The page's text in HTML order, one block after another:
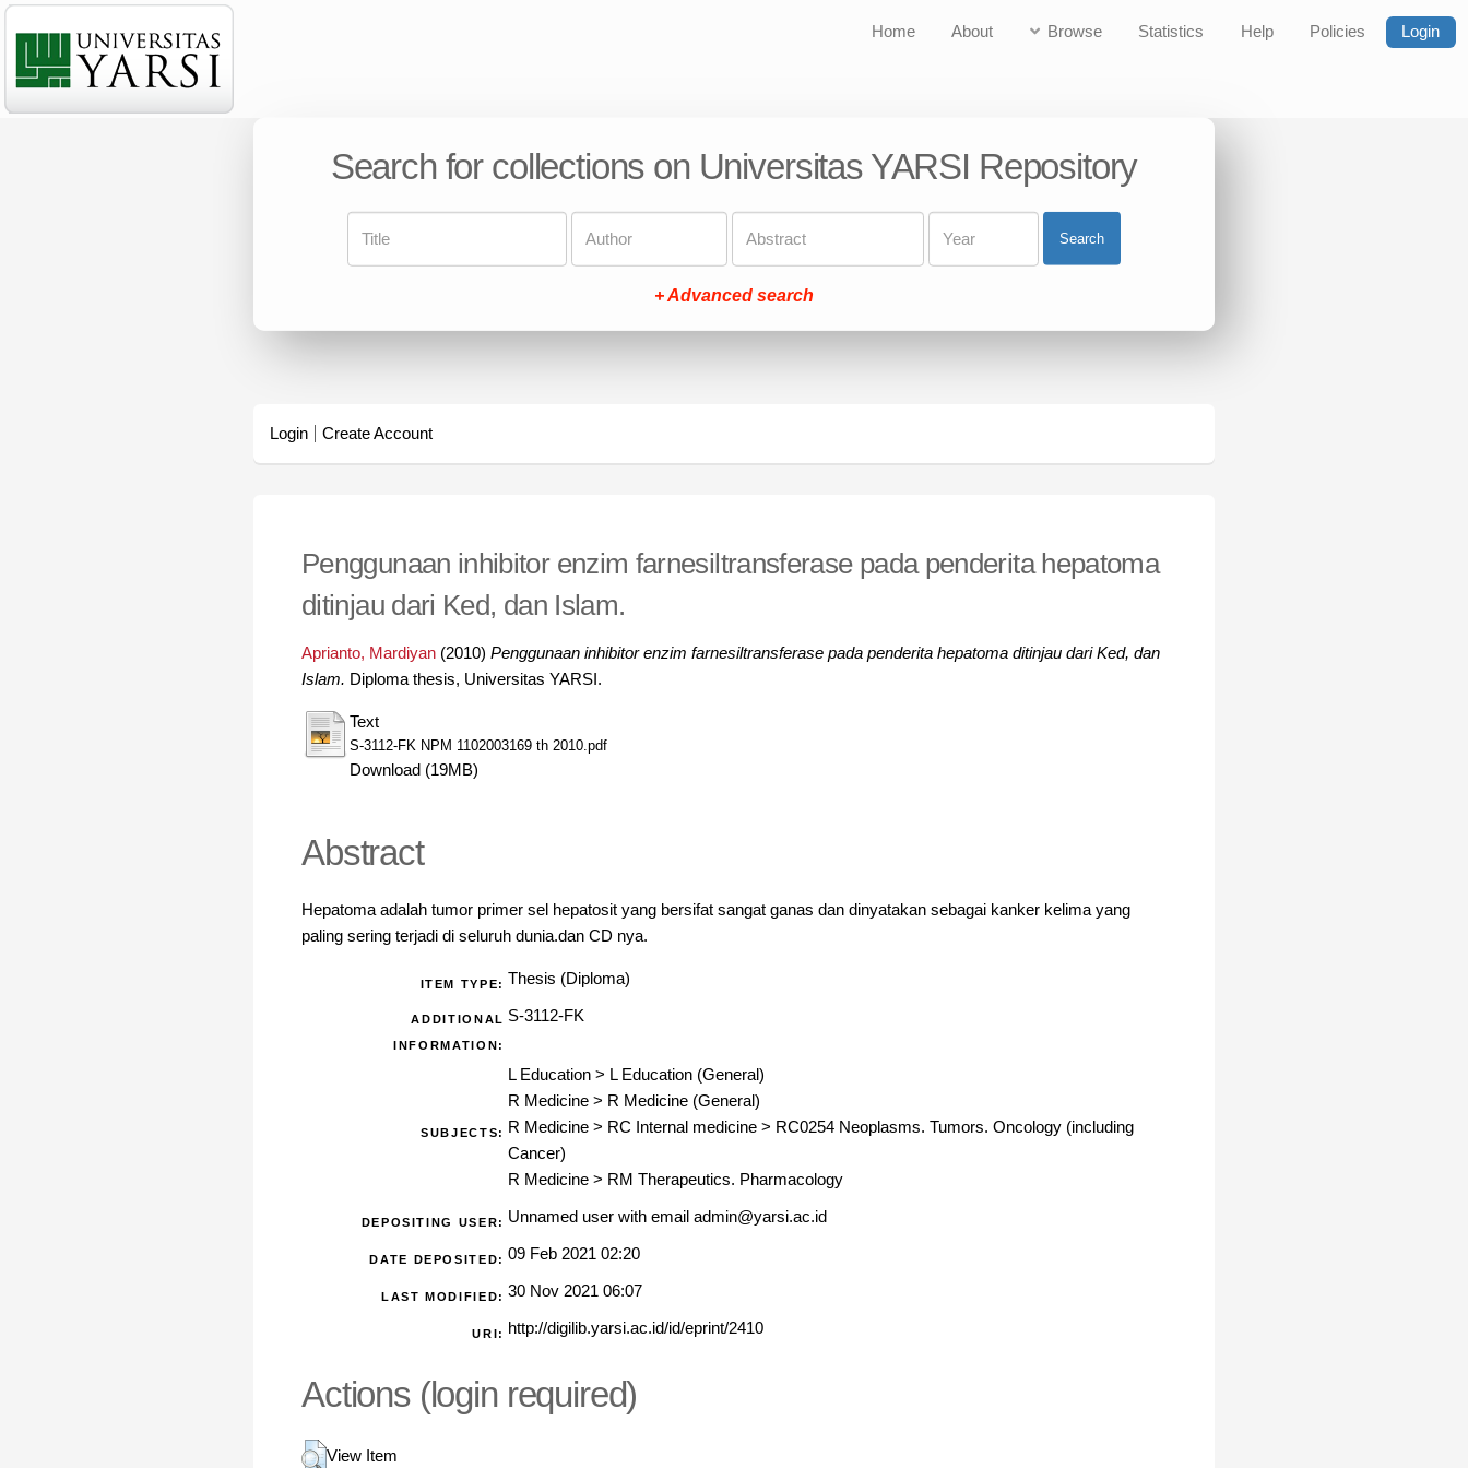
Home About Browse Statistics Help Policies Login
Search for collections on Universitas YARSI Repository
Search
+ Advanced search
Login Create Account
Penggunaan inhibitor enzim farnesiltransferase pada penderita hepatoma
ditinjau dari Ked, dan Islam.
Aprianto, Mardiyan (2010) Penggunaan inhibitor enzim farnesiltransferase pada penderita hepatoma ditinjau dari Ked, dan
Islam. Diploma thesis, Universitas YARSI.
Text
S-3112-FK NPM 1102003169 th 2010.pdf
Download (19MB)
Abstract
Hepatoma adalah tumor primer sel hepatosit yang bersifat sangat ganas dan dinyatakan sebagai kanker kelima yang
paling sering terjadi di seluruh dunia.dan CD nya.
ITEM TYPE: Thesis (Diploma)
ADDITIONAL
INFORMATION:
S-3112-FK
SUBJECTS:
L Education > L Education (General)
R Medicine > R Medicine (General)
R Medicine > RC Internal medicine > RC0254 Neoplasms. Tumors. Oncology (including
Cancer)
R Medicine > RM Therapeutics. Pharmacology
DEPOSITING USER: Unnamed user with email admin@yarsi.ac.id
DATE DEPOSITED: 09 Feb 2021 02:20
LAST MODIFIED: 30 Nov 2021 06:07
URI: http://digilib.yarsi.ac.id/id/eprint/2410
Actions (login required)
View Item